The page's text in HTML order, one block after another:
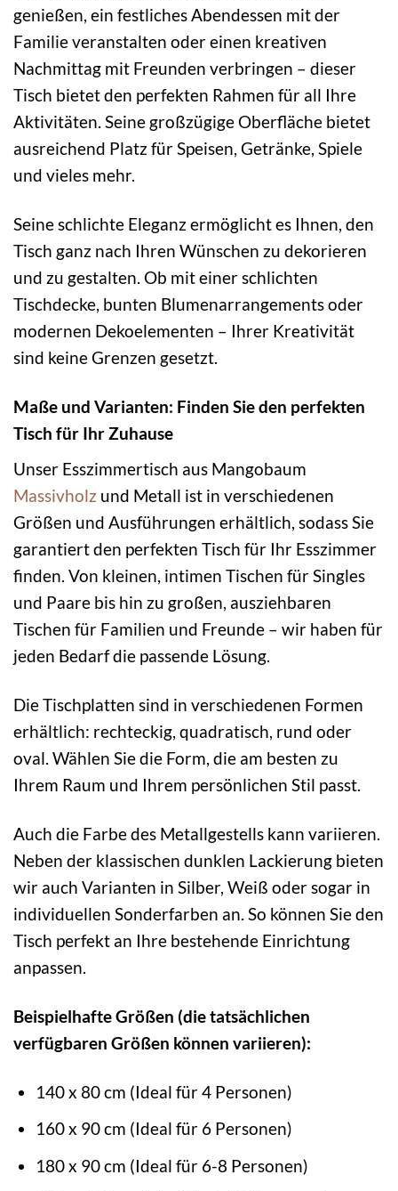
genießen, ein festliches Abendessen mit der
Familie veranstalten oder einen kreativen
Nachmittag mit Freunden verbringen – dieser
Tisch bietet den perfekten Rahmen für all Ihre
Aktivitäten. Seine großzügige Oberfläche bietet
ausreichend Platz für Speisen, Getränke, Spiele
und vieles mehr.
Seine schlichte Eleganz ermöglicht es Ihnen, den
Tisch ganz nach Ihren Wünschen zu dekorieren
und zu gestalten. Ob mit einer schlichten
Tischdecke, bunten Blumenarrangements oder
modernen Dekoelementen – Ihrer Kreativität
sind keine Grenzen gesetzt.
Maße und Varianten: Finden Sie den perfekten
Tisch für Ihr Zuhause
Unser Esszimmertisch aus Mangobaum
Massivholz und Metall ist in verschiedenen
Größen und Ausführungen erhältlich, sodass Sie
garantiert den perfekten Tisch für Ihr Esszimmer
finden. Von kleinen, intimen Tischen für Singles
und Paare bis hin zu großen, ausziehbaren
Tischen für Familien und Freunde – wir haben für
jeden Bedarf die passende Lösung.
Die Tischplatten sind in verschiedenen Formen
erhältlich: rechteckig, quadratisch, rund oder
oval. Wählen Sie die Form, die am besten zu
Ihrem Raum und Ihrem persönlichen Stil passt.
Auch die Farbe des Metallgestells kann variieren.
Neben der klassischen dunklen Lackierung bieten
wir auch Varianten in Silber, Weiß oder sogar in
individuellen Sonderfarben an. So können Sie den
Tisch perfekt an Ihre bestehende Einrichtung
anpassen.
Beispielhafte Größen (die tatsächlichen
verfügbaren Größen können variieren):
140 x 80 cm (Ideal für 4 Personen)
160 x 90 cm (Ideal für 6 Personen)
180 x 90 cm (Ideal für 6-8 Personen)